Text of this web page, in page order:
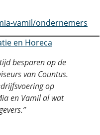
vamil/ondernemers
en Horeca
besparen op de
van Countus.
op
en Vamil al wat